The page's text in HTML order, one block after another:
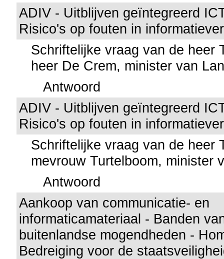
ADIV - Uitblijven geïntegreerd
Risico's op fouten in
Schriftelijke vraag van de heer
heer De Crem, minister van
Antwoord
ADIV - Uitblijven geïntegreerd
Risico's op fouten in
Schriftelijke vraag van de heer
mevrouw Turtelboom, minister
Antwoord
Aankoop van communicatie- en
informaticamateriaal - Banden
buitenlandse mogendheden -
Bedreiging voor de